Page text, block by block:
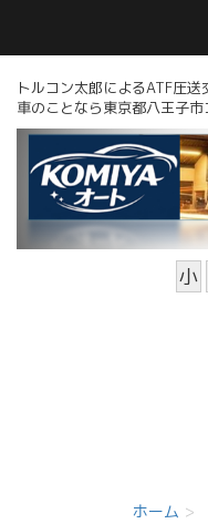
トルコン太郎によるATF圧
車のことなら東京都八王子市
小
ホーム